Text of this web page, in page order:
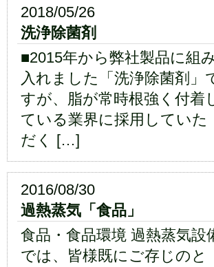
2018/05/26
洗浄除菌剤
■2015年から弊社製品に組
入れました「洗浄除菌剤」
すが、脂が常時根強く付着
ている業界に採用していた
だく […]
2016/08/30
過熱蒸気「食品」
食品・食品環境 過熱蒸気設
では、皆様既にご存じのと